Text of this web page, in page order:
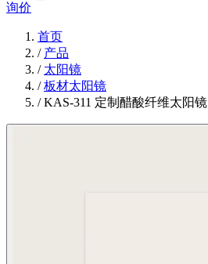
询价
首页
/ 产品
/ 太阳镜
/板材太阳镜
/KAS-311 定制醋酸纤维太阳镜